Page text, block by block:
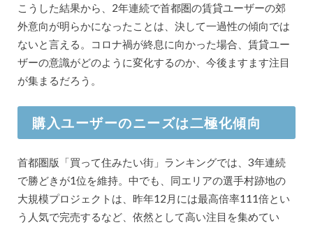
こうした結果から、2年連続で首都圏の賃貸ユーザーの郊
外意向が明らかになったことは、決して一過性の傾向では
ないと言える。コロナ禍が終息に向かった場合、賃貸ユー
ザーの意識がどのように変化するのか、今後ますます注目
が集まるだろう。
購入ユーザーのニーズは二極化傾向
首都圏版「買って住みたい街」ランキングでは、3年連続
で勝どきが1位を維持。中でも、同エリアの選手村跡地の
大規模プロジェクトは、昨年12月には最高倍率111倍とい
う人気で完売するなど、依然として高い注目を集めてい